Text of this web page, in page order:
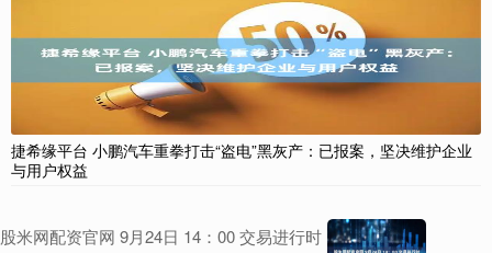
捷希缘平台 小鹏汽车重拳打击“盗电”黑灰产：已报案，坚决维护企业
与用户权益
股米网配资官网 9月24日 14：00 交易进行时